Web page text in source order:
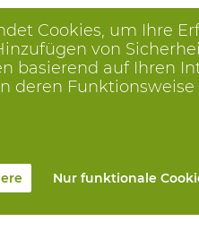
Cookies, um Ihre
von
basierend auf Ihren
deren
Nur funktionale